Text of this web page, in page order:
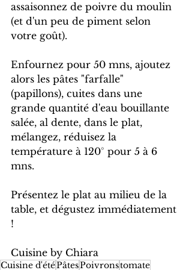
assaisonnez de poivre du moulin
(et d'un peu de piment selon
votre goût).
Enfournez pour 50 mns, ajoutez
alors les pâtes "farfalle"
(papillons), cuites dans une
grande quantité d'eau bouillante
salée, al dente, dans le plat,
mélangez, réduisez la
température à 120° pour 5 à 6
mns.
Présentez le plat au milieu de la
table, et dégustez immédiatement
!
Cuisine by Chiara
Cuisine d'étéPâtesPoivronstomate